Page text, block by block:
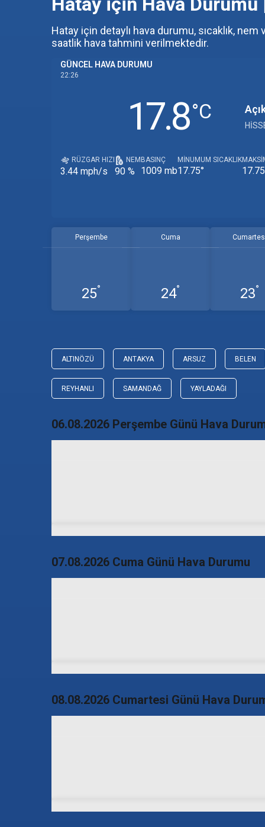
Hatay için detaylı hava durumu, sıcaklık,
saatlik hava tahmini verilmektedir.
GÜNCEL HAVA DURUMU
22:26
17.8‎°C
RÜZGAR HIZI
3.44 mph/s
NEM
90 %
BASINÇ
1009 mb
MINUMUM SICAKLIK
17.75°
Perşembe
25°
Cuma
24° 23°
ALTINÖZÜ ANTAKYA ARSUZ BELEN
REYHANLI SAMANDAĞ YAYLADAĞI
06.08.2026 Perşembe Günü Hava
07.08.2026 Cuma Günü Hava Durumu
08.08.2026 Cumartesi Günü Hava